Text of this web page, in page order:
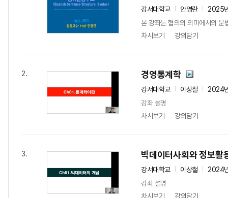
강서대학교 안영란
2025
본 강좌는 협의의 의미에서의
차시보기
강의담기
2. 경영통계학
강서대학교 이상철
2024
강좌 설명
차시보기
강의담기
3. 빅데이터사회와 정보활
강서대학교 이상철
2024
강좌 설명
차시보기
강의담기